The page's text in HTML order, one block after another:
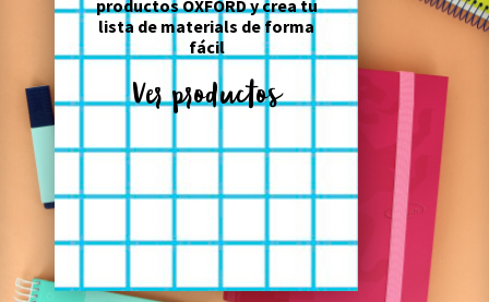
productos OXFORD y crea tu
lista de materials de forma
fácil
Ver productos